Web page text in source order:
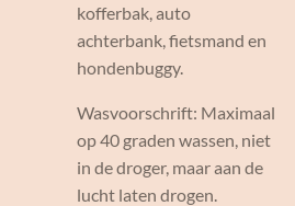
kofferbak, auto
achterbank, fietsmand en
hondenbuggy.
Wasvoorschrift: Maximaal
op 40 graden wassen, niet
in de droger, maar aan de
lucht laten drogen.